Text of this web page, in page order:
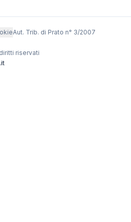
Aut. Trib. di Prato n° 3/2007
riservati